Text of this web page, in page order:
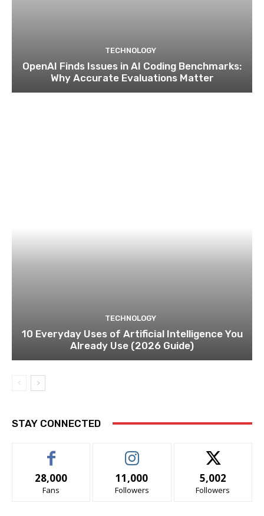
TECHNOLOGY
OpenAI Finds Issues in AI Coding Benchmarks:
Why Accurate Evaluations Matter
TECHNOLOGY
10 Everyday Uses of Artificial Intelligence You
Already Use (2026 Guide)
STAY CONNECTED
28,000
Fans
11,000
Followers
5,002
Followers